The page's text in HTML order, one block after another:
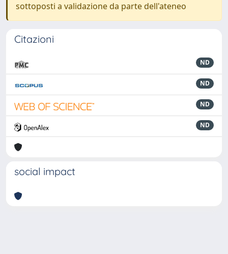
sottoposti a validazione da parte dell'ateneo
Citazioni
ND
ND
ND
ND
social impact